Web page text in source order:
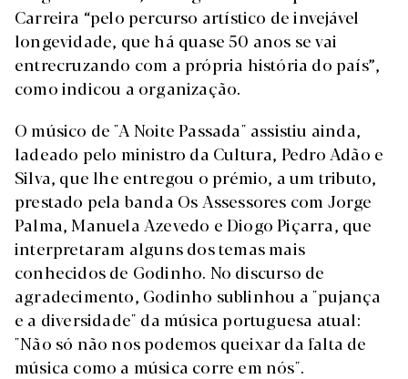
Carreira “pelo percurso artístico de invejável
longevidade, que há quase 50 anos se vai
entrecruzando com a própria história do país”,
como indicou a organização.
O músico de "A Noite Passada" assistiu ainda,
ladeado pelo ministro da Cultura, Pedro Adão e
Silva, que lhe entregou o prémio, a um tributo,
prestado pela banda Os Assessores com Jorge
Palma, Manuela Azevedo e Diogo Piçarra, que
interpretaram alguns dos temas mais
conhecidos de Godinho. No discurso de
agradecimento, Godinho sublinhou a "pujança
e a diversidade" da música portuguesa atual:
"Não só não nos podemos queixar da falta de
música como a música corre em nós".